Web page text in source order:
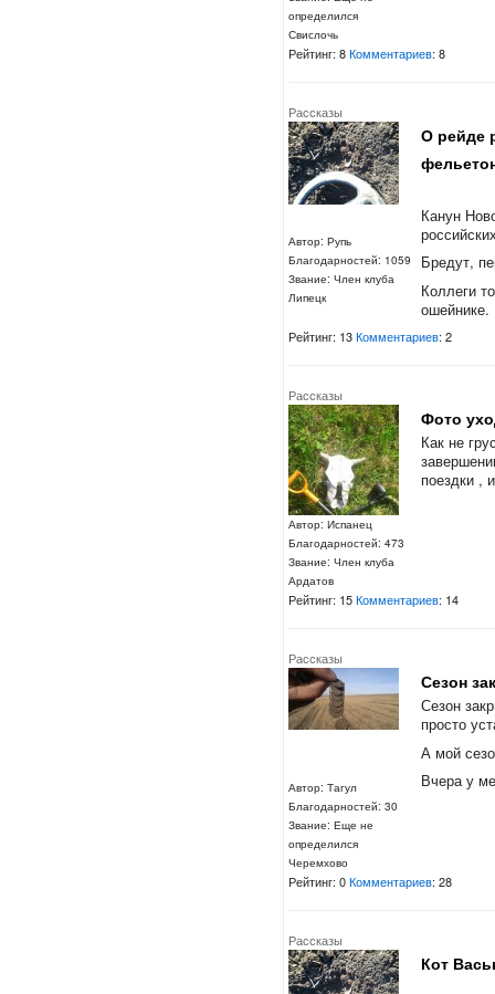
определился
Свислочь
Рейтинг: 8Комментариев: 8
Рассказы
Автор: Рупь
Благодарностей: 1059
Звание: Член клуба
Липецк
О рейде
Канун
Бредут,
Коллеги
ошейнике.
Рейтинг: 13Комментариев: 2
Рассказы
Автор: Испанец
Благодарностей: 473
Звание: Член клуба
Ардатов
Фото
Как не
поездки ,
Рейтинг: 15Комментариев: 14
Рассказы
Автор: Тагул
Благодарностей: 30
Звание: Еще не
определился
Черемхово
Сезон
Сезон
просто
А мой
Вчера у
Рейтинг: 0Комментариев: 28
Рассказы
Кот